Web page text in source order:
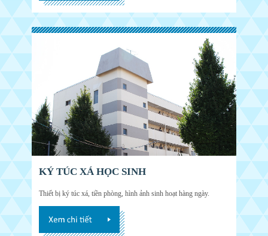
KÝ TÚC XÁ HỌC SINH
Thiết bị ký túc xá, tiền phòng, hình ảnh sinh hoạt hàng ngày.